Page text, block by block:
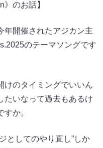
》のお話】
年開催されたアジカン主
のテーマソングです
けのタイミングでいいん
たいなって過去もあるけ
か。
としてのやり直し”しか